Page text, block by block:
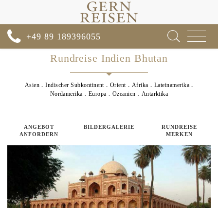
Toggle
+49 89 189396055
Rundreise Indien Bhutan
Asien Indischer Subkontinent Orient Afrika
Lateinamerika
Nordamerika
Europa Ozeanien Antarktika
ANGEBOT
ANFORDERN
BILDERGALERIE
RUNDREISE
MERKEN